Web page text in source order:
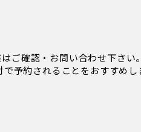
ご確認・お問い合わせ下さい。
予約されることをおすすめし